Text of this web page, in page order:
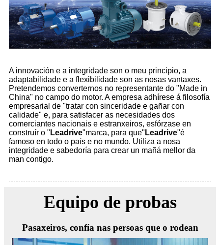
A innovación e a integridade son o meu principio, a
adaptabilidade e a flexibilidade son as nosas vantaxes.
Pretendemos converternos no representante do "Made in
China" no campo do motor. A empresa adhírese á filosofía
empresarial de "tratar con sinceridade e gañar con
calidade" e, para satisfacer as necesidades dos
comerciantes nacionais e estranxeiros, esfórzase en
construír o " Leadrive"marca, para que" Leadrive"é
famoso en todo o país e no mundo. Utiliza a nosa
integridade e sabedoría para crear un mañá mellor da
man contigo.
Equipo de probas
Pasaxeiros, confía nas persoas que o rodean